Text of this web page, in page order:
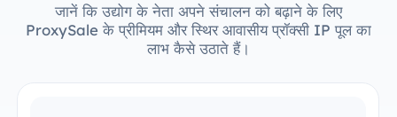
जानें कि उद्योग के नेता अपने संचालन को बढ़ाने के लिए
ProxySale के प्रीमियम और स्थिर आवासीय प्रॉक्सी IP पूल का
लाभ कैसे उठाते हैं।